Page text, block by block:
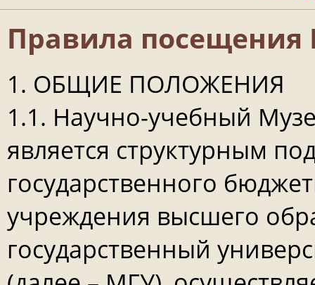
Правила посещения
1. ОБЩИЕ ПОЛОЖЕНИЯ
1.1. Научно-учебный
является структурным
государственного
учреждения высшего
государственный